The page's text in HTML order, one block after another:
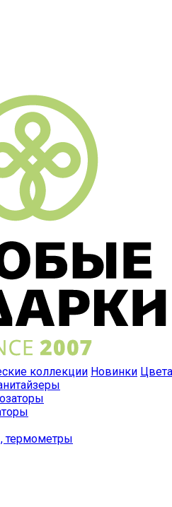
коллекции Новинки Цвета
термометры